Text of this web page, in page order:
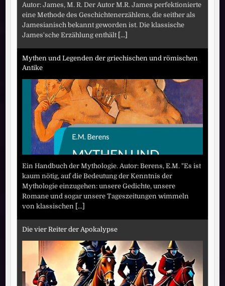
Autor: James, M. R. Der Autor M.R. James perfektionierte
eine Methode des Geschichtenerzählens, die seither als
Jamesianisch bekannt geworden ist. Die klassische
James'sche Erzählung enthält [...]
Mythen und Legenden der griechischen und römischen
Antike
Ein Handbuch der Mythologie. Autor: Berens, E.M. "Es ist
kaum nötig, auf die Bedeutung der Kenntnis der
Mythologie einzugehen: unsere Gedichte, unsere
Romane und sogar unsere Tageszeitungen wimmeln
von klassischen [...]
Die vier Reiter der Apokalypse